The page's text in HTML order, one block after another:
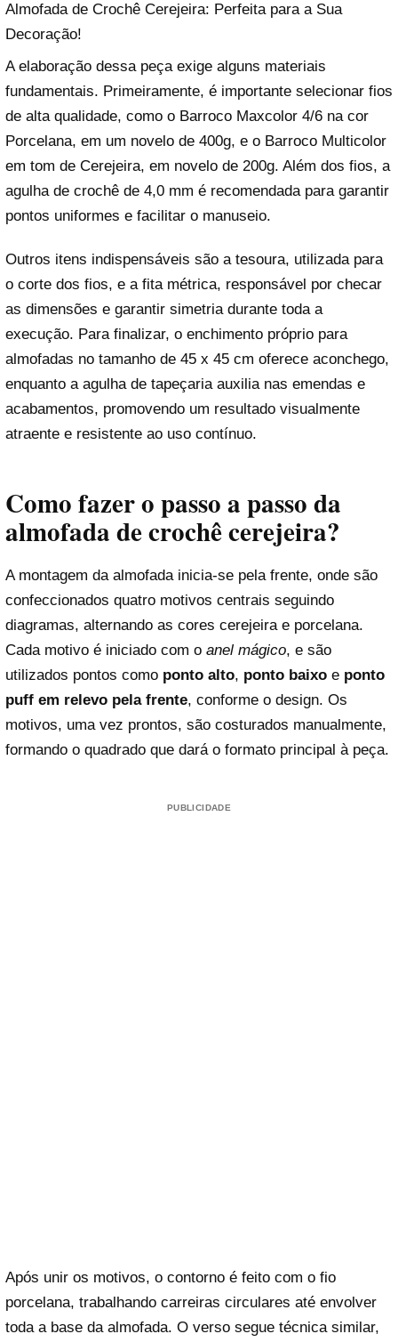
Almofada de Crochê Cerejeira: Perfeita para a Sua
Decoração!
A elaboração dessa peça exige alguns materiais
fundamentais. Primeiramente, é importante selecionar fios
de alta qualidade, como o Barroco Maxcolor 4/6 na cor
Porcelana, em um novelo de 400g, e o Barroco Multicolor
em tom de Cerejeira, em novelo de 200g. Além dos fios, a
agulha de crochê de 4,0 mm é recomendada para garantir
pontos uniformes e facilitar o manuseio.
Outros itens indispensáveis são a tesoura, utilizada para
o corte dos fios, e a fita métrica, responsável por checar
as dimensões e garantir simetria durante toda a
execução. Para finalizar, o enchimento próprio para
almofadas no tamanho de 45 x 45 cm oferece aconchego,
enquanto a agulha de tapeçaria auxilia nas emendas e
acabamentos, promovendo um resultado visualmente
atraente e resistente ao uso contínuo.
Como fazer o passo a passo da
almofada de crochê cerejeira?
A montagem da almofada inicia-se pela frente, onde são
confeccionados quatro motivos centrais seguindo
diagramas, alternando as cores cerejeira e porcelana.
Cada motivo é iniciado com o anel mágico, e são
utilizados pontos como ponto alto, ponto baixo e ponto
puff em relevo pela frente, conforme o design. Os
motivos, uma vez prontos, são costurados manualmente,
formando o quadrado que dará o formato principal à peça.
PUBLICIDADE
Após unir os motivos, o contorno é feito com o fio
porcelana, trabalhando carreiras circulares até envolver
toda a base da almofada. O verso segue técnica similar,